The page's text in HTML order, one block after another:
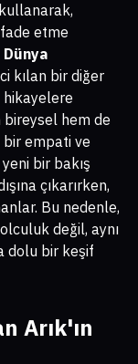
etme
kılan bir diğer
hikayelere
bireysel hem de
empati ve
bir bakış
çıkarırken,
Bu nedenle,
değil, aynı
dolu bir keşif
Arık'ın